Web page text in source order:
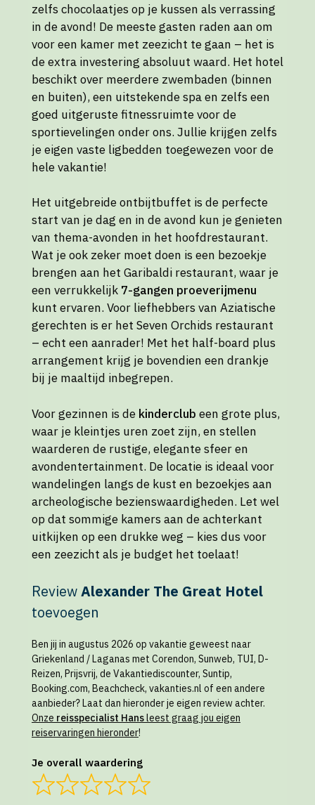
zelfs chocolaatjes op je kussen als verrassing
in de avond! De meeste gasten raden aan om
voor een kamer met zeezicht te gaan – het is
de extra investering absoluut waard. Het hotel
beschikt over meerdere zwembaden (binnen
en buiten), een uitstekende spa en zelfs een
goed uitgeruste fitnessruimte voor de
sportievelingen onder ons. Jullie krijgen zelfs
je eigen vaste ligbedden toegewezen voor de
hele vakantie!
Het uitgebreide ontbijtbuffet is de perfecte
start van je dag en in de avond kun je genieten
van thema-avonden in het hoofdrestaurant.
Wat je ook zeker moet doen is een bezoekje
brengen aan het Garibaldi restaurant, waar je
een verrukkelijk 7-gangen proeverijmenu
kunt ervaren. Voor liefhebbers van Aziatische
gerechten is er het Seven Orchids restaurant
– echt een aanrader! Met het half-board plus
arrangement krijg je bovendien een drankje
bij je maaltijd inbegrepen.
Voor gezinnen is de kinderclub een grote plus,
waar je kleintjes uren zoet zijn, en stellen
waarderen de rustige, elegante sfeer en
avondentertainment. De locatie is ideaal voor
wandelingen langs de kust en bezoekjes aan
archeologische bezienswaardigheden. Let wel
op dat sommige kamers aan de achterkant
uitkijken op een drukke weg – kies dus voor
een zeezicht als je budget het toelaat!
ReviewAlexander The Great Hotel
toevoegen
Ben jij in augustus 2026 op vakantie geweest naar
Griekenland / Laganas met Corendon, Sunweb, TUI, D-
Reizen, Prijsvrij, de Vakantiediscounter, Suntip,
Booking.com, Beachcheck, vakanties.nl of een andere
aanbieder? Laat dan hieronder je eigen review achter.
Onze reisspecialist Hansleest graag jou eigen
reiservaringen hieronder!
Je overall waardering